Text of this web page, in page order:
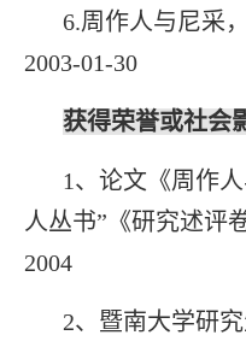
6.周作人与尼采
2003-01-30
获得荣誉或社会
1、论文《周作
人丛书”《研究述评
2004
2、暨南大学研